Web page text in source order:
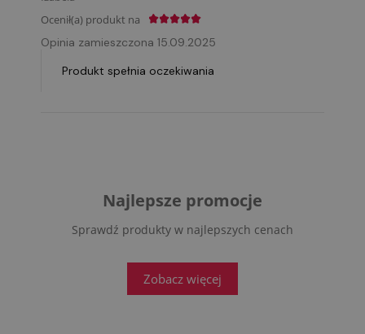
Ocenił(a) produkt na
Opinia zamieszczona 15.09.2025
Produkt spełnia oczekiwania
Najlepsze promocje
Sprawdź produkty w najlepszych cenach
Zobacz więcej